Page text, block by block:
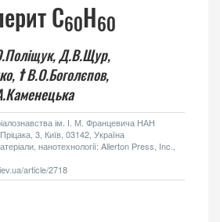
С60Н60
Д.В.Щур,
†В.О.Боголєпов,
ім. І. М. Францевича НАН
3, Київ, 03142, Україна
нанотехнології: Allerton Press, Inc.,
article/2718